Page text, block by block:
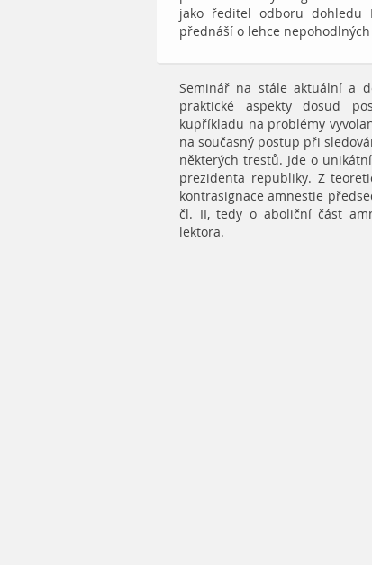
jako ředitel odboru dohledu
přednáší o lehce
Seminář na stále aktuální a
praktické aspekty dosud
kupříkladu na problémy
na současný postup při
některých trestů. Jde o
prezidenta republiky. Z
kontrasignace amnestie
čl. II, tedy o aboliční část
lektora.